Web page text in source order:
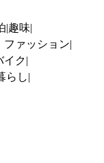
趣味
ファッション
イク
らし